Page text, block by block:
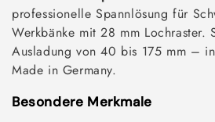
g
o
r
i
professionelle Spannlösung für
Werkbänke mit 28 mm Lochraster.
Ausladung von 40 bis 175 mm –
Made in Germany.
Besondere Merkmale